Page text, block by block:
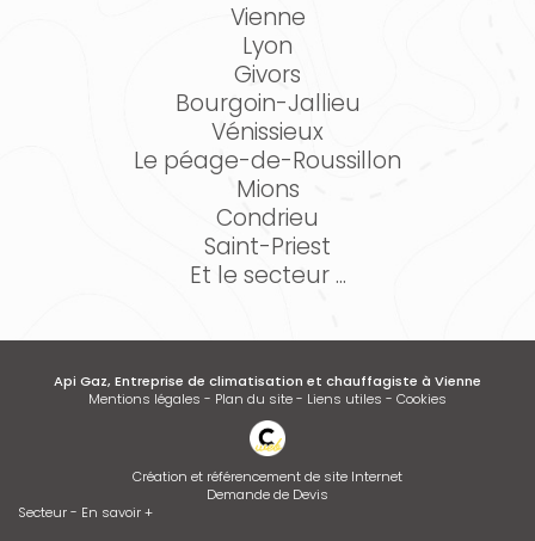
Vienne
Lyon
Givors
Bourgoin-Jallieu
Vénissieux
Le péage-de-Roussillon
Mions
Condrieu
Saint-Priest
Et le secteur ...
Api Gaz, Entreprise de climatisation et chauffagiste à Vienne
Mentions légales - Plan du site- Liens utiles - Cookies
Création et référencement de site Internet
Demande de Devis
Secteur- En savoir +